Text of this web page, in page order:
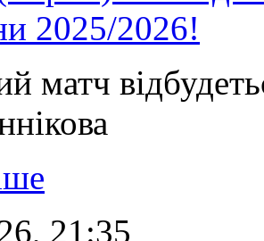
матч
21:35